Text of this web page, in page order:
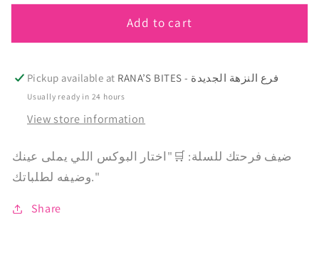
𝐆𝐈𝐍𝐆𝐄𝐑 𝐆𝐈𝐍𝐆𝐄𝐑
𝐂𝐎𝐎𝐊𝐈𝐄𝐒
Add to cart
Pickup available at RANA’S BITES - فرع النزهة الجديدة
Usually ready in 24 hours
View store information
ضيف فرحتك للسلة: 🛒"اختار البوكس اللي يملى عينك
وضيفه لطلباتك."
Share